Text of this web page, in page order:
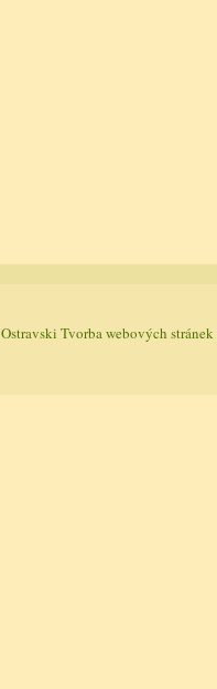
Ostravski Tvorba webových stránek